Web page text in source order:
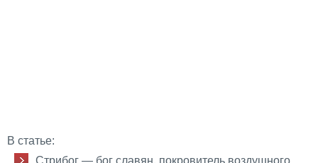
В статье:
Стрибог — бог славян, покровитель воздушного